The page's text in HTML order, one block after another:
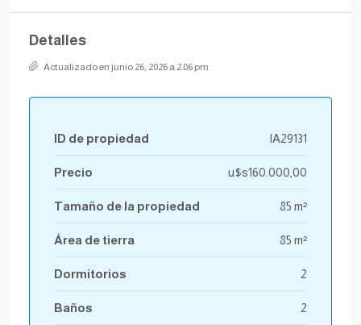
Detalles
Actualizado en junio 26, 2026 a 2:06 pm
ID de propiedad IA29131
Precio u$s160.000,00
Tamaño de la propiedad 85 m²
Área de tierra 85 m²
Dormitorios 2
Baños 2